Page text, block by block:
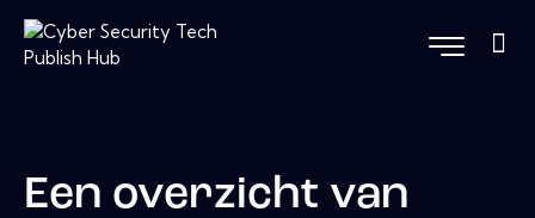
Een overzicht van